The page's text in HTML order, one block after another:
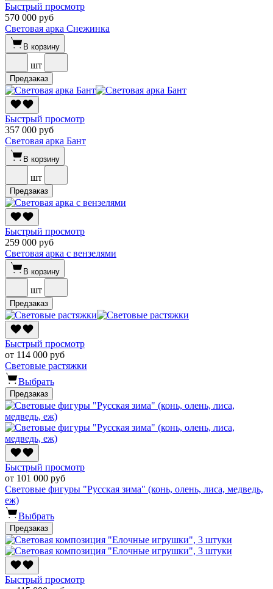
Быстрый просмотр
570 000 руб
Световая арка Снежинка
В корзину
шт
Предзаказ
Быстрый просмотр
357 000 руб
Световая арка Бант
В корзину
шт
Предзаказ
Быстрый просмотр
259 000 руб
Световая арка с вензелями
В корзину
шт
Предзаказ
Быстрый просмотр
от 114 000 руб
Световые растяжки
Выбрать
Предзаказ
Быстрый просмотр
от 101 000 руб
Световые фигуры "Русская зима" (конь, олень, лиса, медведь,
еж)
Выбрать
Предзаказ
Быстрый просмотр